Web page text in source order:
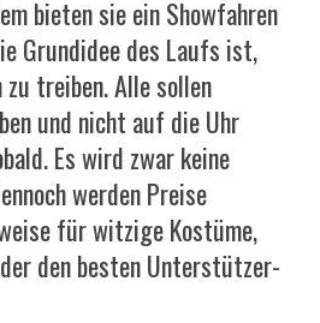
bieten sie ein Showfahren
Grundidee des Laufs ist,
treiben. Alle sollen
und nicht auf die Uhr
Es wird zwar keine
werden Preise
für witzige Kostüme,
den besten Unterstützer-